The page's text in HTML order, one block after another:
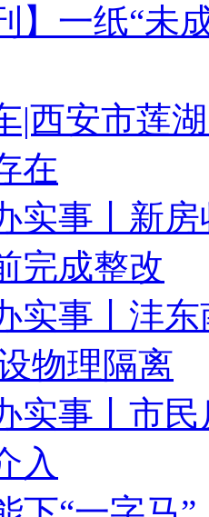
】一纸“未
|西安市莲
在
实事丨新
完成整改
实事丨沣
物理隔离
实事丨市
入